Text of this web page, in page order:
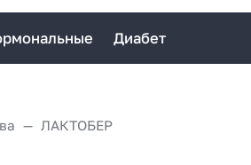
Диабет
ЛАКТОБЕР